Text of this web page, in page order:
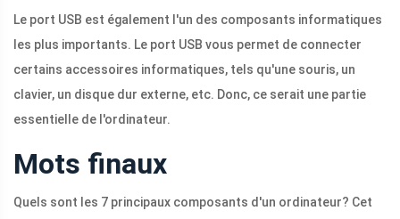
Le port USB est également l'un des composants informatiques
les plus importants. Le port USB vous permet de connecter
certains accessoires informatiques, tels qu'une souris, un
clavier, un disque dur externe, etc. Donc, ce serait une partie
essentielle de l'ordinateur.
Mots finaux
Quels sont les 7 principaux composants d'un ordinateur? Cet